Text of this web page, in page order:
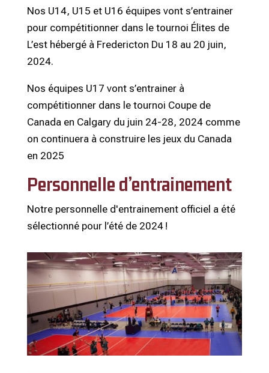
Nos U14, U15 et U16 équipes vont s’entrainer
pour compétitionner dans le tournoi Élites de
L’est hébergé à Fredericton Du 18 au 20 juin,
2024.
Nos équipes U17 vont s’entrainer à
compétitionner dans le tournoi Coupe de
Canada en Calgary du juin 24-28, 2024 comme
on continuera à construire les jeux du Canada
en 2025
Personnelle d’entrainement
Notre personnelle d'entrainement officiel a été
sélectionné pour l’été de 2024 !